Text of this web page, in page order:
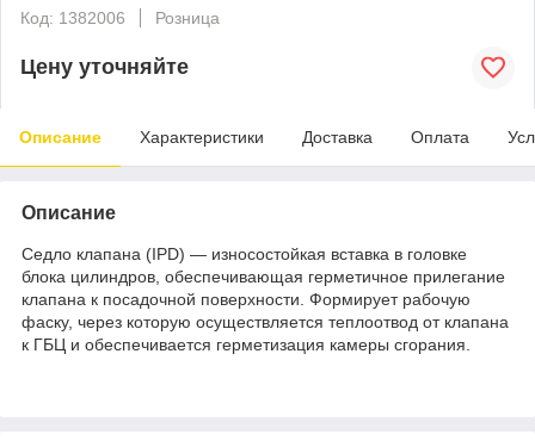
Код: 1382006
Розница
Цену уточняйте
Описание Характеристики Доставка Оплата
Описание
Седло клапана (IPD) — износостойкая вставка в головке
блока цилиндров, обеспечивающая герметичное прилегание
клапана к посадочной поверхности. Формирует рабочую
фаску, через которую осуществляется теплоотвод от клапана
к ГБЦ и обеспечивается герметизация камеры сгорания.